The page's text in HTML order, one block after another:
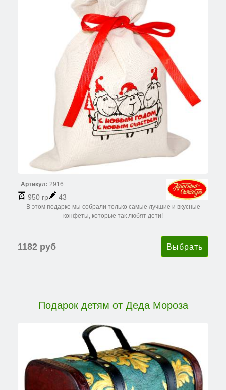
Артикул: 2916
950 гр 43
В этом подарке мы собрали только самые лучшие и вкусные
конфеты, которые так любят дети!
1182 руб
Подарок детям от Деда Мороза